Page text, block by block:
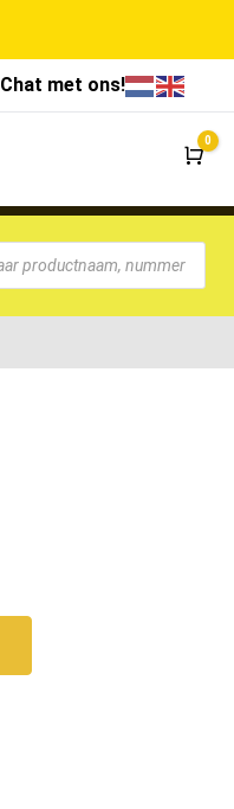
Chat met ons!
0